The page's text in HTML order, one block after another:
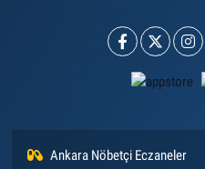
Ankara Nöbetçi Eczaneler